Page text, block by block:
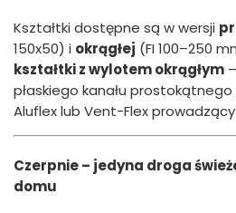
Kształtki dostępne są w wersji
150x50) i okrągłej (FI 100–250
kształtki z wylotem okrągłym
płaskiego kanału
Aluflex lub Vent-Flex
Czerpnie – jedyna droga
domu